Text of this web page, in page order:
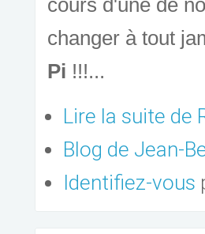
cours d'une de
changer à tout
Pi !!!...
Lire la suite de
Blog de Jean-
Identifiez-vous